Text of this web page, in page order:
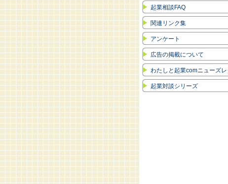
起業相談FAQ
関連リンク集
アンケート
広告の掲載について
わたしと起業comニューズレ
起業対談シリーズ